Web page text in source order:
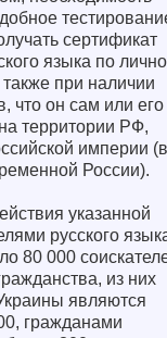
сертификат
языка по
при наличии
что он сам или его
территории РФ,
империи (в
России).
указанной
русского
80 000
из них
являются
гражданами